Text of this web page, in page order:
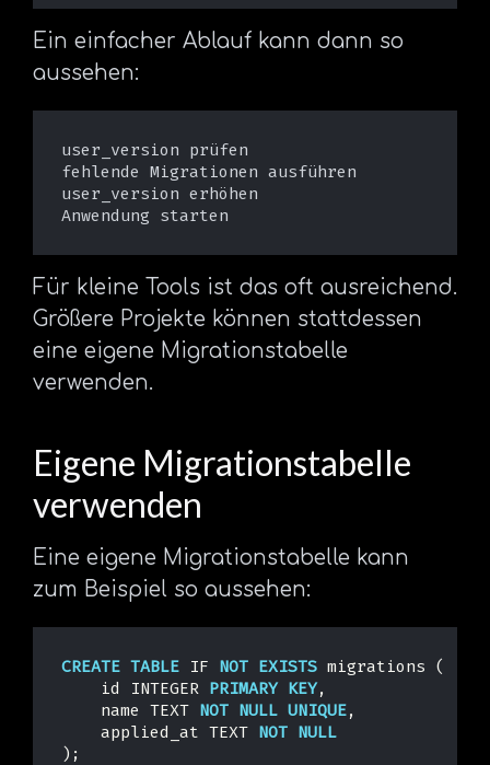
Ein einfacher Ablauf kann dann so
aussehen:
user_version prüfen
fehlende Migrationen ausführen
user_version erhöhen
Für kleine Tools ist das oft ausreichend.
Größere Projekte können stattdessen
eine eigene Migrationstabelle
verwenden.
Eigene Migrationstabelle
verwenden
Eine eigene Migrationstabelle kann
zum Beispiel so aussehen:
CREATE TABLE IF NOT EXISTS migrations
(
id
INTEGER PRIMARY KEY,
name
TEXT NOT NULL UNIQUE,
applied_at TEXT NOT NULL
);